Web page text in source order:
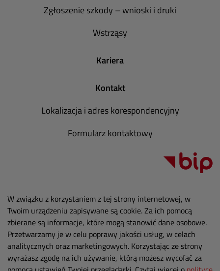
Zgłoszenie szkody – wnioski i druki
Wstrząsy
Kariera
Kontakt
Lokalizacja i adres korespondencyjny
Formularz kontaktowy
W związku z korzystaniem z tej strony internetowej, w
Twoim urządzeniu zapisywane są cookie. Za ich pomocą
zbierane są informacje, które mogą stanowić dane osobowe.
Przetwarzamy je w celu poprawy jakości usług, w celach
analitycznych oraz marketingowych. Korzystając ze strony
wyrażasz zgodę na ich używanie, którą możesz wycofać za